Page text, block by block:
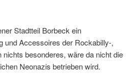
Stadtteil Borbeck ein
und Accessoires der Rockabilly-,
besonderes, wäre da nicht die
Neonazis betrieben wird.